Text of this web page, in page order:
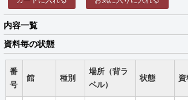
内容一覧
資料毎の状態
番
号
館 種別
場所（背ラ
ベル）
状態 資